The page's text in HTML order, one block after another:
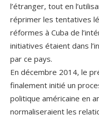
l’étranger, tout en
réprimer les tentatives
réformes à Cuba de
initiatives étaient dans
par ce pays.
En décembre 2014, le
finalement initié un
politique américaine en
normaliseraient les